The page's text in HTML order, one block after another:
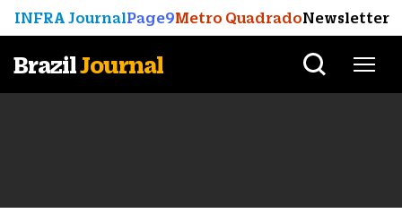
INFRA JournalPage9Metro QuadradoNewsletter
BrazilJournal